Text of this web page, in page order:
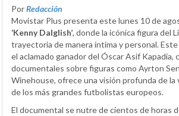
PorRedacción
Movistar Plus presenta este lunes 10 de
‘Kenny Dalglish’, donde la icónica figura del
trayectoria de manera íntima y personal.
el aclamado ganador del Óscar Asif Kapadia,
documentales sobre figuras como Ayrton
Winehouse, ofrece una visión profunda de la
de los más grandes futbolistas europeos.
El documental se nutre de cientos de horas